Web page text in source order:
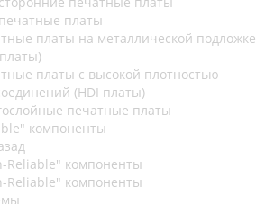
платы
платы на металлической подложке
платы с высокой плотностью
(HDI платы)
печатные платы
компоненты
Reliable" компоненты
Reliable" компоненты